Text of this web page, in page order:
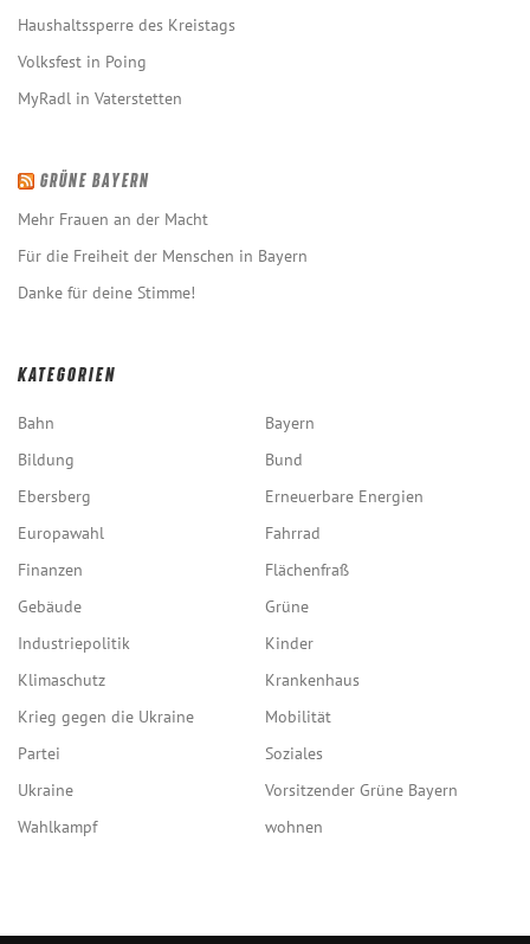
Haushaltssperre des Kreistags
Volksfest in Poing
MyRadl in Vaterstetten
GRÜNE BAYERN
Mehr Frauen an der Macht
Für die Freiheit der Menschen in Bayern
Danke für deine Stimme!
KATEGORIEN
Bahn
Bayern
Bildung
Bund
Ebersberg
Erneuerbare Energien
Europawahl
Fahrrad
Finanzen
Flächenfraß
Gebäude
Grüne
Industriepolitik
Kinder
Klimaschutz
Krankenhaus
Krieg gegen die Ukraine
Mobilität
Partei
Soziales
Ukraine
Vorsitzender Grüne Bayern
Wahlkampf
wohnen